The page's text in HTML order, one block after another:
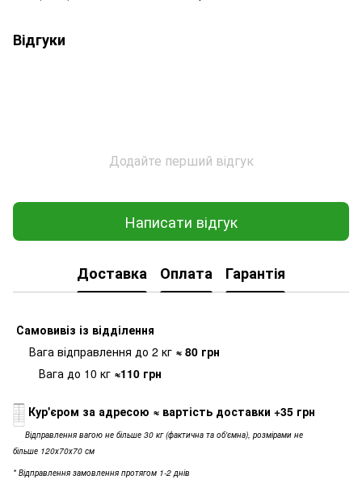
Відгуки
Додайте перший відгук
Написати відгук
Доставка Оплата Гарантія
Самовивіз із відділення
Вага відправлення до 2 кг ≈ 80 грн
Вага до 10 кг ≈110 грн
Кур'єром за адресою ≈ вартість доставки +35 грн
Відправлення вагою не більше 30 кг (фактична та об'ємна), розмірами не
більше 120х70х70 см
* Відправлення замовлення протягом 1-2 днів